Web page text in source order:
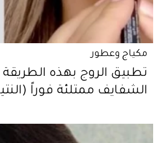
مكياج وعطور
تطبيق الروج بهذه
الشفايف ممتلئة فوراً